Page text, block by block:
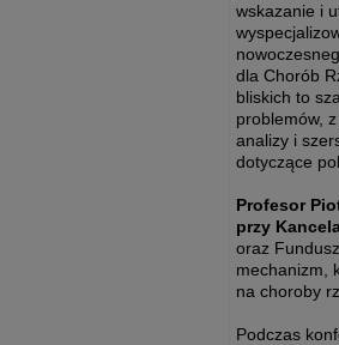
wskazanie i
dla Chorób
bliskich to
problemów,
analizy i
dotyczące
Profesor
przy
oraz
mechanizm,
na choroby
Podczas